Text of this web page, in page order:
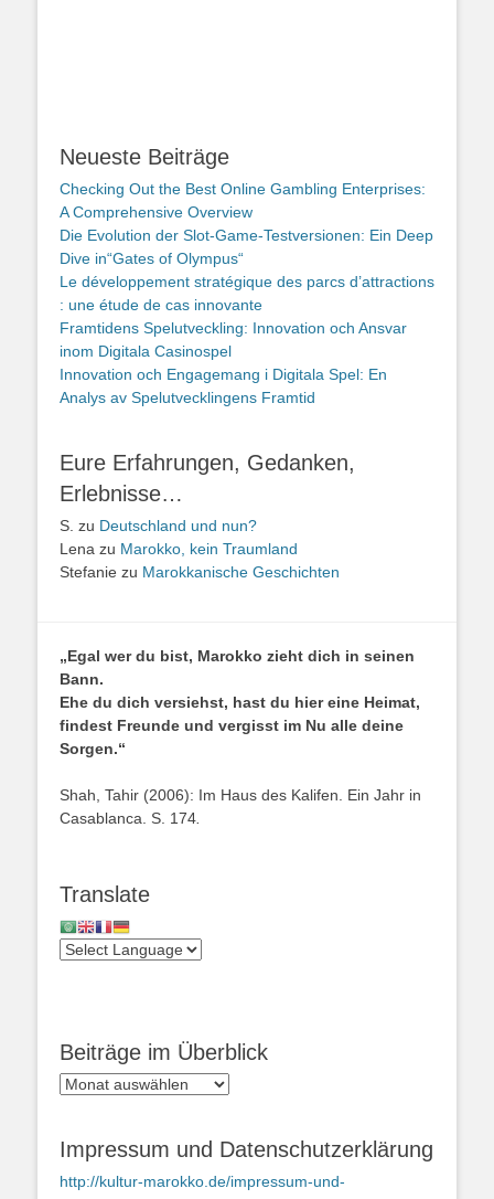
Neueste Beiträge
Checking Out the Best Online Gambling Enterprises:
A Comprehensive Overview
Die Evolution der Slot-Game-Testversionen: Ein Deep
Dive in“Gates of Olympus“
Le développement stratégique des parcs d’attractions
: une étude de cas innovante
Framtidens Spelutveckling: Innovation och Ansvar
inom Digitala Casinospel
Innovation och Engagemang i Digitala Spel: En
Analys av Spelutvecklingens Framtid
Eure Erfahrungen, Gedanken,
Erlebnisse…
S. zu Deutschland und nun?
Lena zu Marokko, kein Traumland
Stefanie zu Marokkanische Geschichten
„Egal wer du bist, Marokko zieht dich in seinen
Bann.
Ehe du dich versiehst, hast du hier eine Heimat,
findest Freunde und vergisst im Nu alle deine
Sorgen.“
Shah, Tahir (2006): Im Haus des Kalifen. Ein Jahr in
Casablanca. S. 174
Translate
Beiträge im Überblick
Beiträge
Impressum und Datenschutzerklärung
http://kultur-marokko.de/impressum-und-